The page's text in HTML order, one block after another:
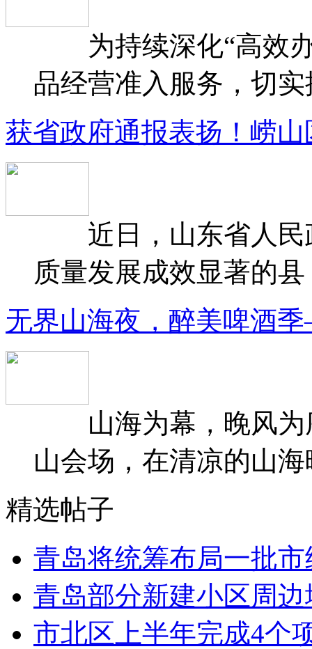
为持续深化“高效办
品经营准入服务，切
获省政府通报表扬！崂
近日，山东省人民
质量发展成效显著的
无界山海夜，醉美啤酒
山海为幕，晚风为
山会场，在清凉的山
精选帖子
青岛将统筹布局一批市
青岛部分新建小区周
市北区上半年完成4个